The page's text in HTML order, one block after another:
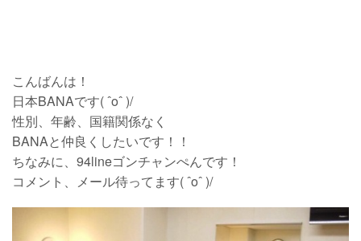
こんばんは！
日本BANAです( ˆoˆ )/
性別、年齢、国籍関係なく
BANAと仲良くしたいです！！
ちなみに、94lineゴンチャンぺんです！
コメント、メール待ってます( ˆoˆ )/